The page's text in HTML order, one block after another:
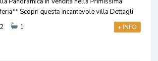
Scopri questa incantevole villa Dettagli
2
1 + INFO